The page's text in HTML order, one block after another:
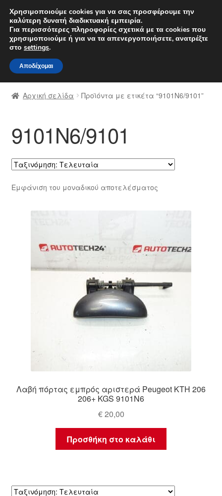
ΑΠΟΣΤΟΛΗ από 7 EUR
Δευτέρα-Παρ. 9 π.μ. - 4 μ.μ.
Απευθείας
μετάβαση
στην
πλοήγηση
Μετάβαση
σε
περιεχόμενο
Αρχική
Διαδικασία Παραπόνων
Επικοινωνία
Καροτσάκι
Μεταφορά
Ο λογαριασμός μου
Οροι και Προϋποθέσεις
Παγκόσμια αποστολή
Σχετικά με εμάς
Αρχική σελίδα Προϊόντα με ετικέτα “9101N6/9101”
9101N6/9101
Εμφάνιση του μοναδικού αποτελέσματος
Λαβή πόρτας εμπρός αριστερά Peugeot KTH 206
206+ KGS 9101N6
€20,00
Προσθήκη στο καλάθι
Χρησιμοποιούμε cookies για να σας προσφέρουμε την
καλύτερη δυνατή διαδικτυακή εμπειρία.
Για περισσότερες πληροφορίες σχετικά με τα cookies που
χρησιμοποιούμε ή για να τα απενεργοποιήσετε, ανατρέξτε
στο settings.
Αποδέχομαι